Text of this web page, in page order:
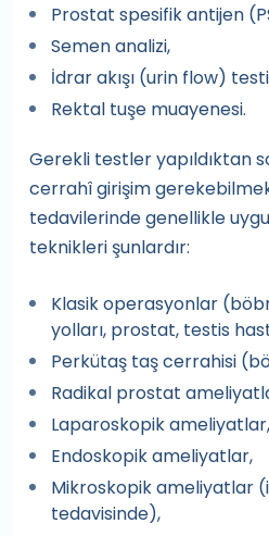
Prostat spesifik antijen
Semen analizi,
İdrar akışı (urin flow)
Rektal tuşe muayenesi.
Gerekli testler yapıldıktan
cerrahî girişim
tedavilerinde genellikle
teknikleri şunlardır:
Klasik operasyonlar
yolları, prostat, testis
Perkütaş taş cerrahisi
Radikal prostat
Laparoskopik ameliyatlar,
Endoskopik ameliyatlar,
Mikroskopik ameliyatlar
tedavisinde),